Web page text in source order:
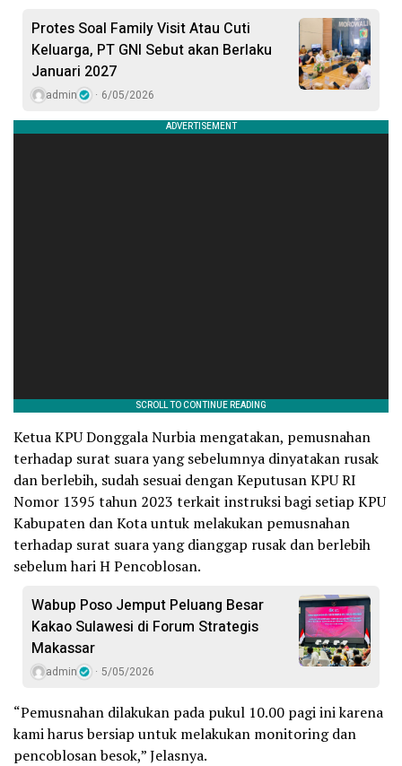
Protes Soal Family Visit Atau Cuti
Keluarga, PT GNI Sebut akan Berlaku
Januari 2027
admin 6/05/2026
Ketua KPU Donggala Nurbia mengatakan, pemusnahan
terhadap surat suara yang sebelumnya dinyatakan rusak
dan berlebih, sudah sesuai dengan Keputusan KPU RI
Nomor 1395 tahun 2023 terkait instruksi bagi setiap KPU
Kabupaten dan Kota untuk melakukan pemusnahan
terhadap surat suara yang dianggap rusak dan berlebih
sebelum hari H Pencoblosan.
Wabup Poso Jemput Peluang Besar
Kakao Sulawesi di Forum Strategis
Makassar
admin 5/05/2026
“Pemusnahan dilakukan pada pukul 10.00 pagi ini karena
kami harus bersiap untuk melakukan monitoring dan
pencoblosan besok,” Jelasnya.